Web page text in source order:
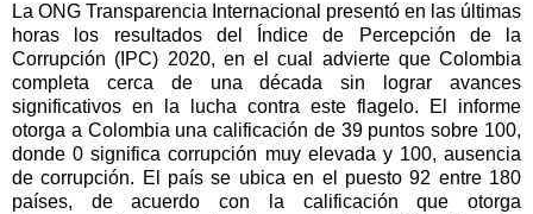
La ONG Transparencia Internacional presentó en las últimas
horas los resultados del Índice de Percepción de la
Corrupción (IPC) 2020, en el cual advierte que Colombia
completa cerca de una década sin lograr avances
significativos en la lucha contra este flagelo. El informe
otorga a Colombia una calificación de 39 puntos sobre 100,
donde 0 significa corrupción muy elevada y 100, ausencia
de corrupción. El país se ubica en el puesto 92 entre 180
países, de acuerdo con la calificación que otorga